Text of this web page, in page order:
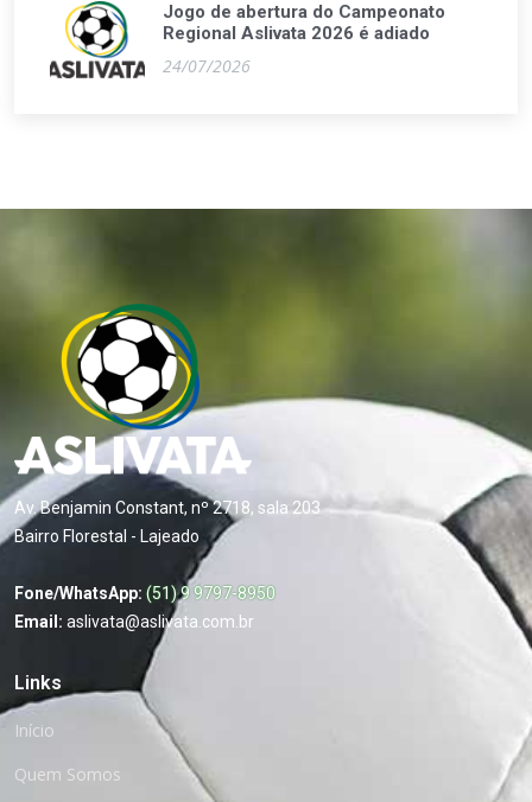
Jogo de abertura do Campeonato
Regional Aslivata 2026 é adiado
24/07/2026
Av. Benjamin Constant, nº 2718, sala 203
Bairro Florestal - Lajeado
Fone/WhatsApp: (51) 9 9797-8950
Email: aslivata@aslivata.com.br
Links
Início
Quem Somos